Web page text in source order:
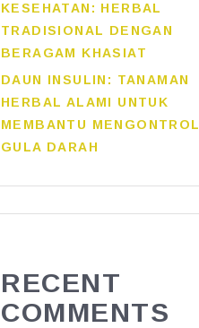
KESEHATAN: HERBAL
TRADISIONAL DENGAN
BERAGAM KHASIAT
DAUN INSULIN: TANAMAN
HERBAL ALAMI UNTUK
MEMBANTU MENGONTROL
GULA DARAH
RECENT
COMMENTS